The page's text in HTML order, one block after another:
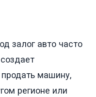
залог авто часто
машину,
регионе или